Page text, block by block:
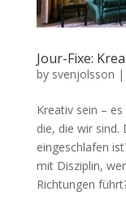
Jour-Fixe:
by svenjolsson |
Kreativ sein –
die, die wir sind.
eingeschlafen
mit Disziplin,
Richtungen